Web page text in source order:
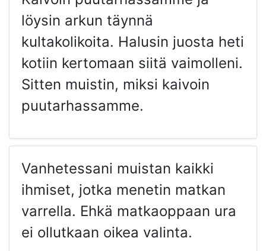
löysin arkun täynnä
kultakolikoita. Halusin juosta heti
kotiin kertomaan siitä vaimolleni.
Sitten muistin, miksi kaivoin
puutarhassamme.
Vanhetessani muistan kaikki
ihmiset, jotka menetin matkan
varrella. Ehkä matkaoppaan ura
ei ollutkaan oikea valinta.